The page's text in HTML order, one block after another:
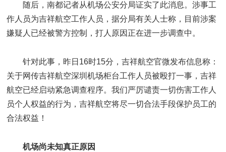
随后，南都记者从机场公安分局证实了此消息。涉事工
作人员为吉祥航空工作人员，据分局有关人士称，目前涉案
嫌疑人已经被警方控制，打人原因正在进一步调查中。
针对此事，昨日16时15分，吉祥航空官微发布信息称：
关于网传吉祥航空深圳机场柜台工作人员被殴打一事，吉祥
航空已经启动紧急调查程序。我们严厉谴责一切伤害工作人
员个人权益的行为，吉祥航空将尽一切合法手段保护员工的
合法权益！
机场尚未知真正原因